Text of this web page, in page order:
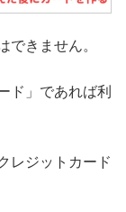
できません。
ド」であれば利
レジットカード